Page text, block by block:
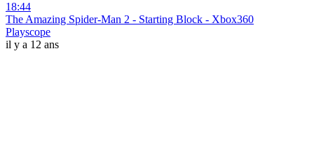
18:44
The Amazing Spider-Man 2 - Starting Block - Xbox360
Playscope
il y a 12 ans